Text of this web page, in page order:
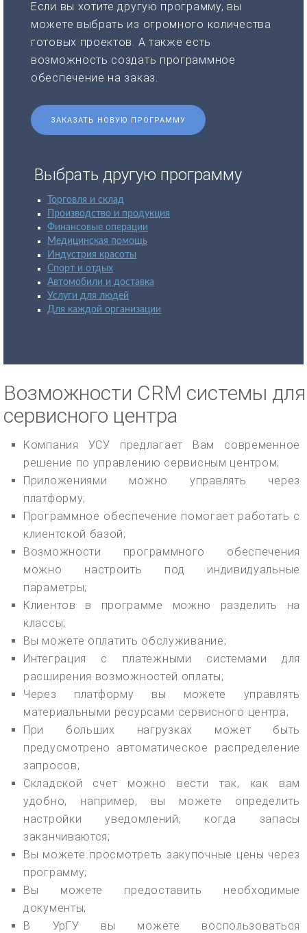
Если вы хотите другую программу, вы
можете выбрать из огромного количества
готовых проектов. А также есть
возможность создать программное
обеспечение на заказ.
ЗАКАЗАТЬ НОВУЮ ПРОГРАММУ
Выбрать другую программу
Торговля и склад
Производство и продукция
Финансовые операции
Медицинская помощь
Индустрия красоты
Спорт и отдых
Автомобили и доставка
Услуги для людей
Для каждой организации
Возможности CRM системы для
сервисного центра
Компания УСУ предлагает Вам современное
решение по управлению сервисным центром;
Приложениями можно управлять через
платформу;
Программное обеспечение помогает работать с
клиентской базой;
Возможности программного обеспечения
можно настроить под индивидуальные
параметры;
Клиентов в программе можно разделить на
классы;
Вы можете оплатить обслуживание;
Интеграция с платежными системами для
расширения возможностей оплаты;
Через платформу вы можете управлять
материальными ресурсами сервисного центра;
При больших нагрузках может быть
предусмотрено автоматическое распределение
запросов;
Складской счет можно вести так, как вам
удобно, например, вы можете определить
настройки уведомлений, когда запасы
заканчиваются;
Вы можете просмотреть закупочные цены через
программу;
Вы можете предоставить необходимые
документы;
В УрГУ вы можете воспользоваться